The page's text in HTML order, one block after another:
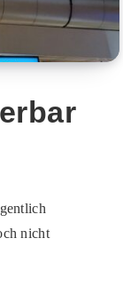
nicht